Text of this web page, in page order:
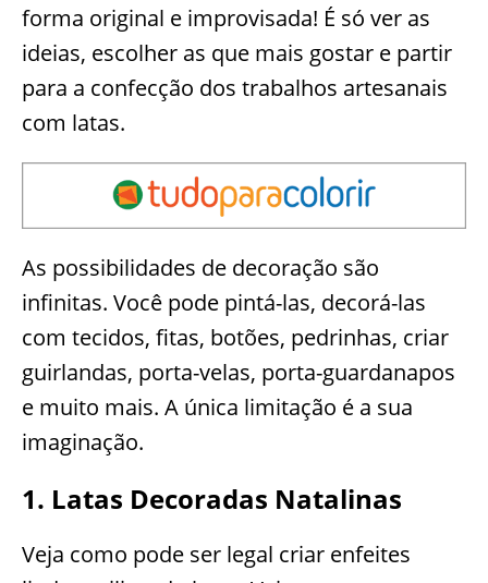
forma original e improvisada! É só ver as
ideias, escolher as que mais gostar e partir
para a confecção dos trabalhos artesanais
com latas.
As possibilidades de decoração são
infinitas. Você pode pintá-las, decorá-las
com tecidos, fitas, botões, pedrinhas, criar
guirlandas, porta-velas, porta-guardanapos
e muito mais. A única limitação é a sua
imaginação.
1. Latas Decoradas Natalinas
Veja como pode ser legal criar enfeites